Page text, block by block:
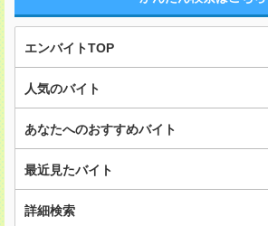
エンバイトTOP
人気のバイト
あなたへのおすすめバイト
最近見たバイト
詳細検索